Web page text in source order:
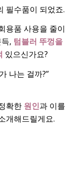
필수품이 되었죠.
용품 사용을 줄이
, 텀블러 뚜껑을
있으신가요?
나는 걸까?”
확한 원인과 이를
개해드릴게요.